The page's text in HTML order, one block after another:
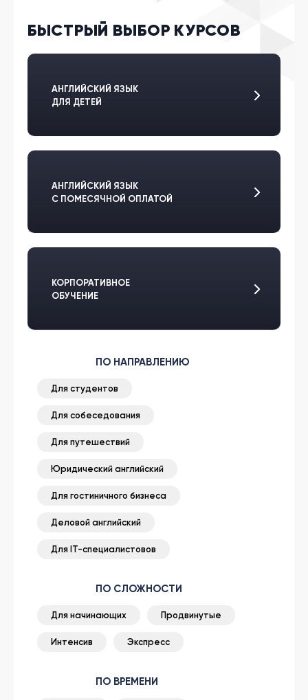
БЫСТРЫЙ ВЫБОР КУРСОВ
АНГЛИЙСКИЙ ЯЗЫК
ДЛЯ ДЕТЕЙ
АНГЛИЙСКИЙ ЯЗЫК
С ПОМЕСЯЧНОЙ ОПЛАТОЙ
КОРПОРАТИВНОЕ
ОБУЧЕНИЕ
ПО НАПРАВЛЕНИЮ
Для студентов
Для собеседования
Для путешествий
Юридический английский
Для гостиничного бизнеса
Деловой английский
Для IT-специалистовов
ПО СЛОЖНОСТИ
Для начинающих Продвинутые
Интенсив Экспресс
ПО ВРЕМЕНИ